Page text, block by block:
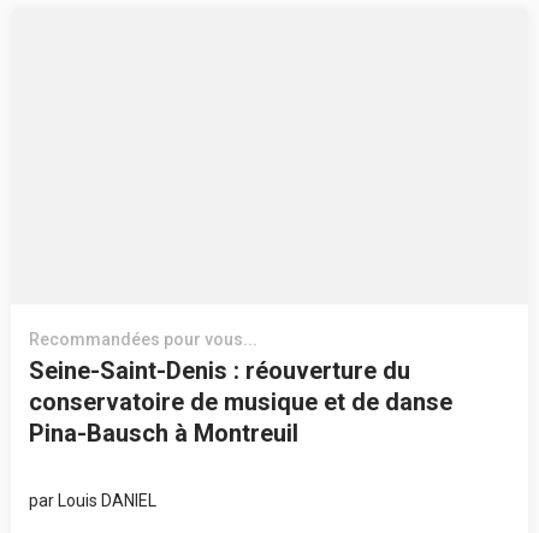
Recommandées pour vous...
Seine-Saint-Denis : réouverture du
conservatoire de musique et de danse
Pina-Bausch à Montreuil
par Louis DANIEL